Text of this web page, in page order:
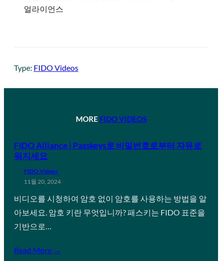
얼라이언스
Type: FIDO Videos
MORE FIDO VIDEOS
FIDO Alliance | Passkeys로 비밀번호로부터 자유로
워지세요
FIDO Videos
11월 20, 2024
비디오를 시청하여 암호 없이 암호를 사용하는 방법을 알
아보세요. 암호 키란 무엇입니까? 패스키는 FIDO 표준을
기반으로…
Read More →